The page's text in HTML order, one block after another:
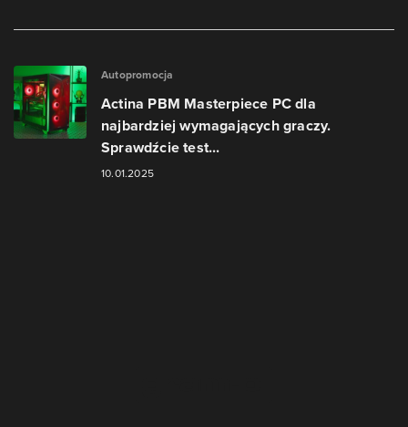
Autopromocja
Actina PBM Masterpiece PC dla
najbardziej wymagających graczy.
Sprawdźcie test...
10.01.2025